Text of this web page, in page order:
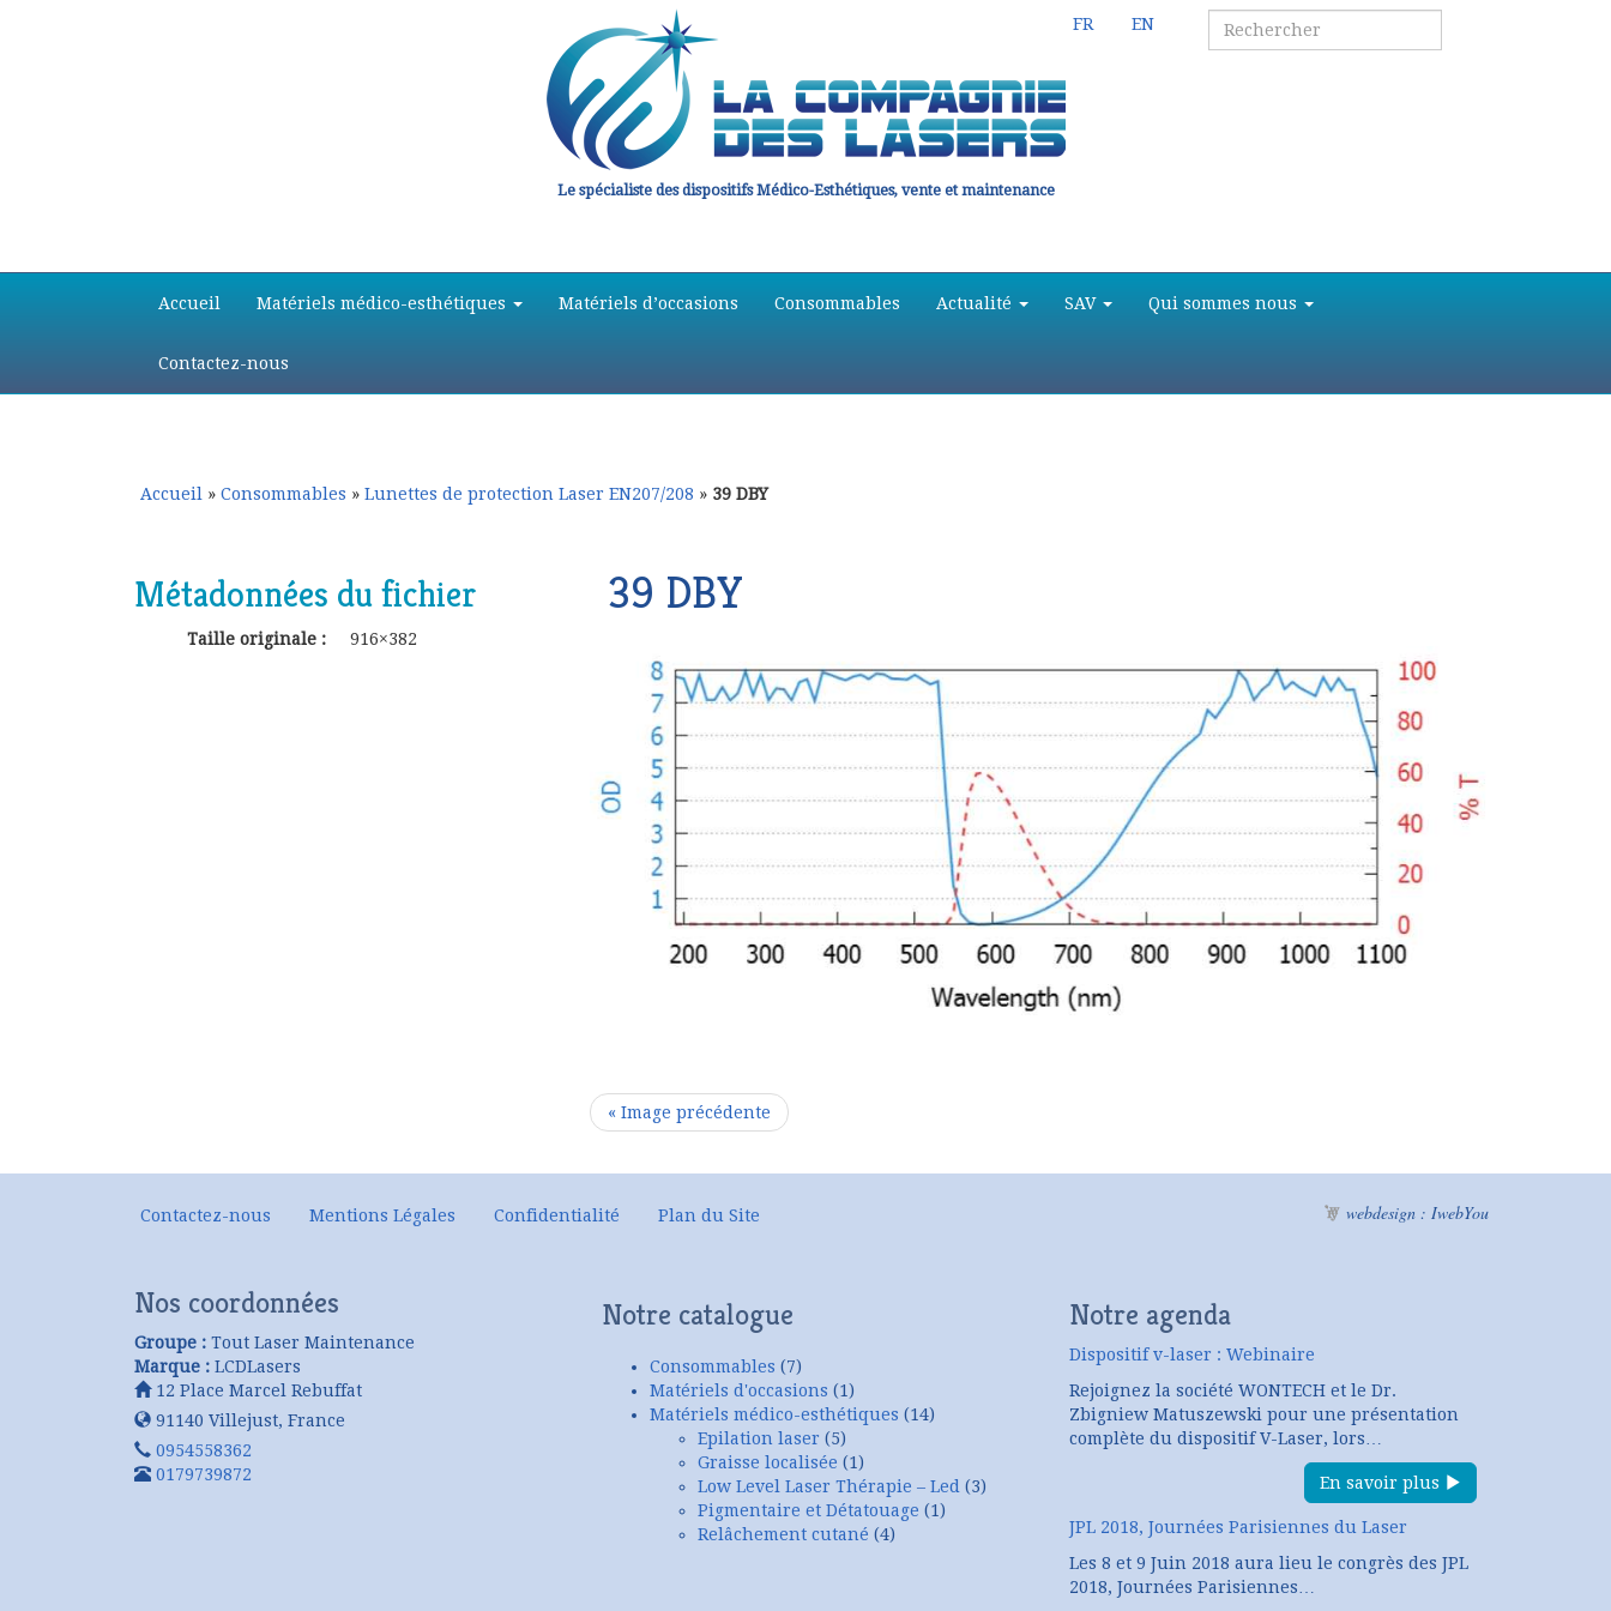
Le spécialiste des dispositifs Médico-Esthétiques, vente et maintenance
principal
secondaire
Accueil Matériels médico-esthétiques Matériels d’occasions Consommables Actualité SAV Qui sommes nous
Contactez-nous
FR EN
Accueil » Consommables » Lunettes de protection Laser EN207/208 » 39 DBY
39 DBY
« Image précédente
Métadonnées du fichier
Taille originale : 916×382
Contactez-nous Mentions Légales Confidentialité Plan du Site webdesign : IwebYou
Nos coordonnées
Groupe : Tout Laser Maintenance
Marque : LCDLasers
12 Place Marcel Rebuffat
91140 Villejust, France
0954558362
0179739872
Notre catalogue
Consommables (7)
Matériels d'occasions (1)
Matériels médico-esthétiques (14)
Epilation laser (5)
Graisse localisée (1)
Low Level Laser Thérapie – Led (3)
Pigmentaire et Détatouage (1)
Relâchement cutané (4)
Notre agenda
Dispositif v-laser : Webinaire
Rejoignez la société WONTECH et le Dr.
Zbigniew Matuszewski pour une présentation
complète du dispositif V-Laser, lors…
En savoir plus
JPL 2018, Journées Parisiennes du Laser
Les 8 et 9 Juin 2018 aura lieu le congrès des JPL
2018, Journées Parisiennes…